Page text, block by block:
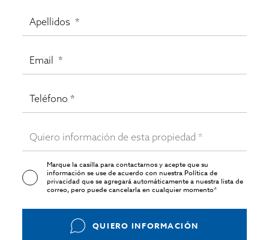
Marque la casilla para contactarnos y acepte que su
información se use de acuerdo con nuestraPolítica de
privacidadque se agregará automáticamente a nuestra lista de
correo, pero puede cancelarla en cualquier momento*
QUIERO INFORMACIÓN